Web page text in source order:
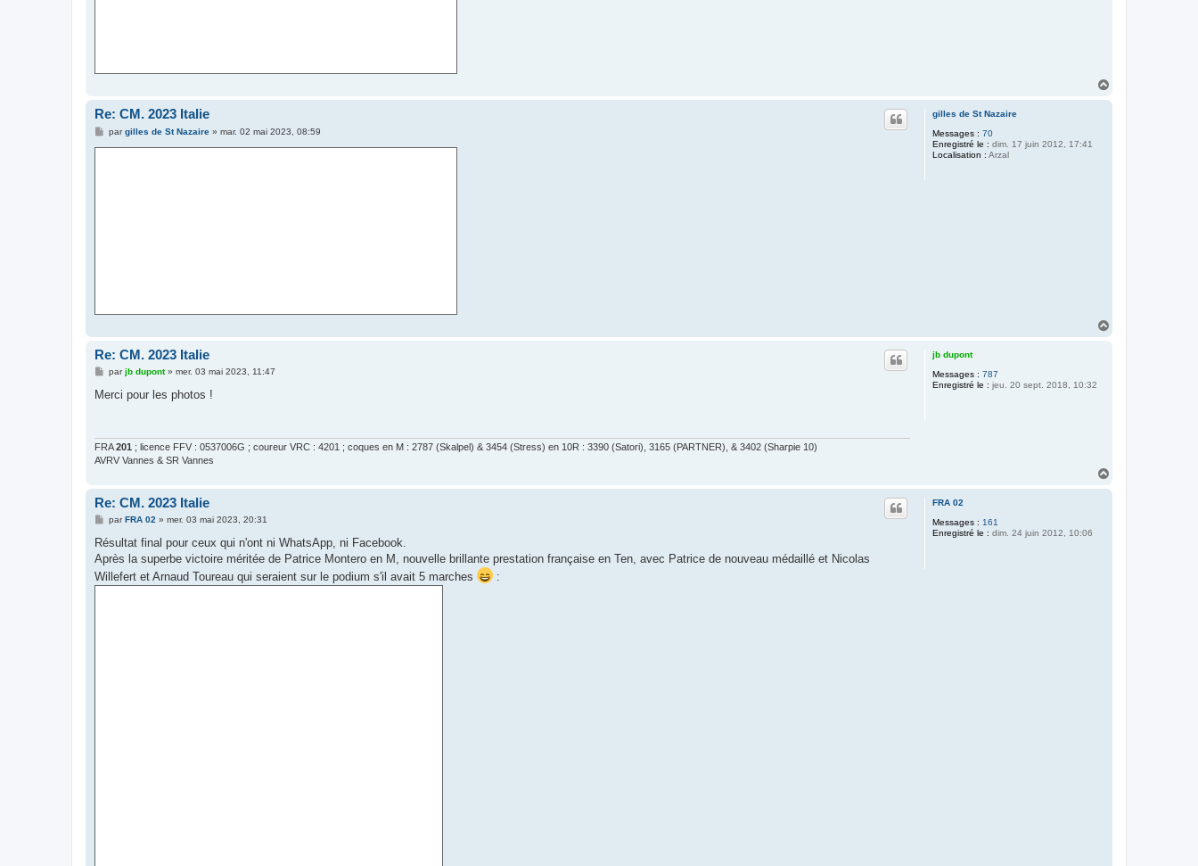
gilles de St Nazaire
Messages : 70
Enregistré le : dim. 17 juin 2012, 17:41
Localisation : Arzal
Re: CM. 2023 Italie
Mpargilles de St Nazaire» mar. 02 mai 2023, 08:59
jb dupont
Messages : 787
Enregistré le : jeu. 20 sept. 2018, 10:32
Re: CM. 2023 Italie
M
s
parjb dupont» mer. 03 mai 2023, 11:47
Merci pour les photos !
FRA201 ; licence FFV : 0537006G ; coureur VRC : 4201 ; coques en M : 2787 (Skalpel) & 3454 (Stress) en 10R : 3390 (Satori), 3165 (PARTNER), & 3402 (Sharpie 10)
AVRV Vannes & SR Vannes
FRA 02
Messages : 161
Enregistré le : dim. 24 juin 2012, 10:06
Re: CM. 2023 Italie
M
s
a
g
e
parFRA 02» mer. 03 mai 2023, 20:31
Résultat final pour ceux qui n'ont ni WhatsApp, ni Facebook.
Après la superbe victoire méritée de Patrice Montero en M, nouvelle brillante prestation française en Ten, avec Patrice de nouveau médaillé et Nicolas
Willefert et Arnaud Toureau qui seraient sur le podium s'il avait 5 marches
: